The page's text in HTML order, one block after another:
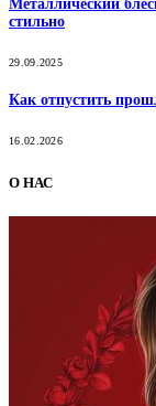
Металлический
стильно
29.09.2025
Как отпустить
16.02.2026
О НАС